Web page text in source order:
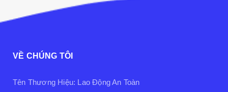
VỀ CHÚNG TÔI
Tên Thương Hiệu: Lao Động An Toàn